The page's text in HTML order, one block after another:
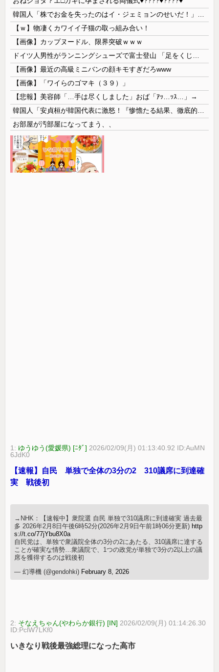
【ｗ】物凄くカワイイ子猫の取っ組み合い！
【画像】カップヌードル、限界突破ｗｗｗ
【画像】最近の高級ミニバンの顔キモすぎだろwww
【画像】「ワイらのゴマキ（３９）」
【悲報】美容師「…手は尽くしました」おば「ｱｯ…ｯｽ…」→
お部屋が汚部屋になってまう、、
1: ゆうゆう(愛媛県) [ﾆﾀﾞ] 2026/02/09(月) 01:13:40.92 ID:AuMN
6JdK0
【速報】自民 単独で全体の3分の2 310議席に到達確
実 戦後初
→NHK：【速報中】衆院選 自民 単独で310議席に到達確実 過去最
多 2026年2月8日午後6時52分(2026年2月9日午前1時06分更新) http
s://t.co/77jYbu8X0a
自民党は、単独で衆議院全体の3分の2にあたる、310議席に達する
ことが確実な情勢…衆議院で、1つの政党が単独で3分の2以上の議
席を獲得するのは戦後初
— 幻導機 (@gendohki) February 8, 2026
2: そなえちゃん(やわらか銀行) [IN] 2026/02/09(月) 01:14:26.30
ID:PclW7LKf0
いきなり戦後最強総理になった高市